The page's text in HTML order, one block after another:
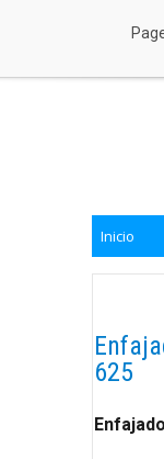
Inicio
625